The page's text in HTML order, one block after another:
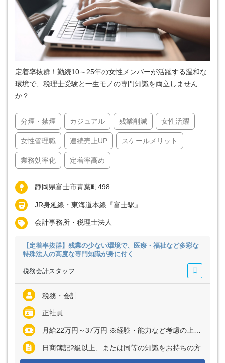
定着率抜群！勤続10～25年の女性メンバーが活躍する温和な
環境で、税理士受験と一生モノの専門知識を両立しません
か？
分煙・禁煙 カジュアル 残業削減 女性活躍
女性管理職 連続売上UP スケールメリット
業務効率化 定着率高め
静岡県富士市青葉町498
JR身延線・東海道本線『富士駅』
会計事務所・税理士法人
【定着率抜群】残業の少ない環境で、医療・福祉など多彩な
特殊法人の高度な専門知識が身に付く
税務会計スタッフ
税務・会計
正社員
月給22万円～37万円 ※経験・能力など考慮の上、決定いたします ※上記に食事手当（1万1000円／月）、職能手当（4万円～10万円／月）を含む ※残業代は全額支給
日商簿記2級以上、または同等の知識をお持ちの方